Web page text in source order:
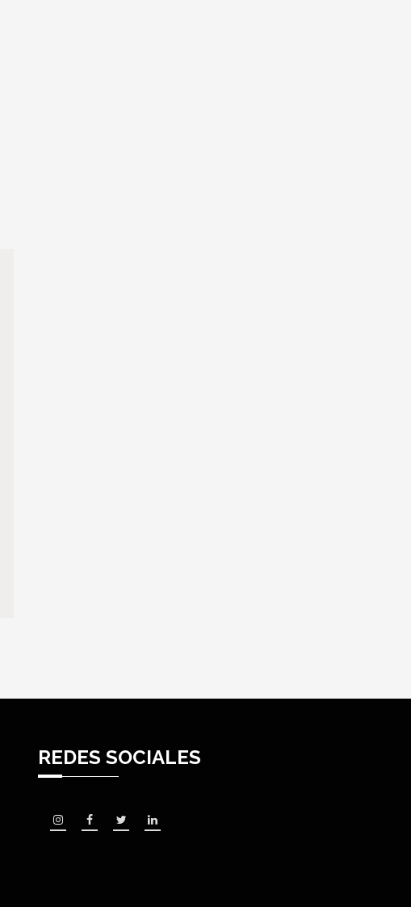
REDES SOCIALES